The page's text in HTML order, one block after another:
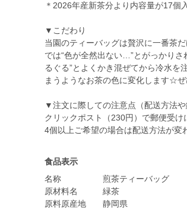
＊2026年産新茶分より内容量が17個
▼こだわり
当園のティーバッグは贅沢に一番茶
では“色が全然出ない…”とがっかり
るぐる”とよくかき混ぜてから冷水を
まうようなお茶の色に変化します☆ぜ
▼注文に際しての注意点（配送方法や
クリックポスト（230円）で郵便受け
4個以上ご希望の場合は配送方法が変
食品表示
名称 煎茶ティーバッグ
原材料名 緑茶
原料原産地 静岡県